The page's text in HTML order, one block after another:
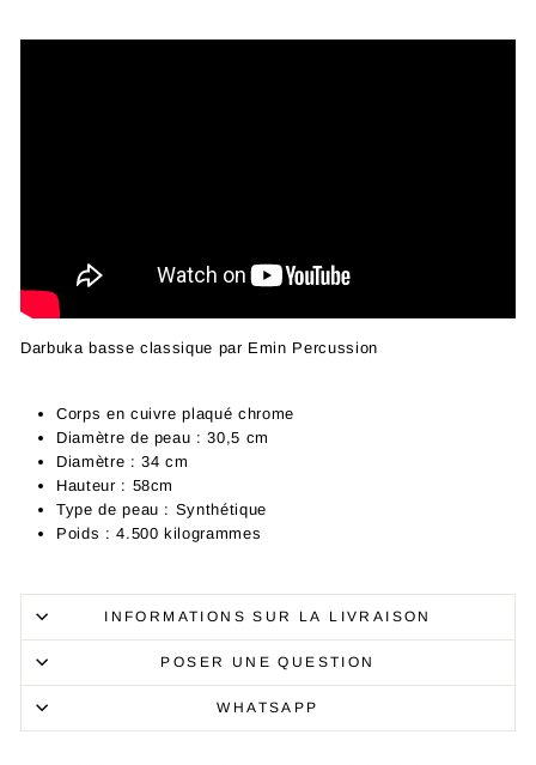
Darbuka basse classique par Emin Percussion
Corps en cuivre plaqué chrome
Diamètre de peau : 30,5 cm
Diamètre : 34 cm
Hauteur : 58cm
Type de peau : Synthétique
Poids : 4.500 kilogrammes
INFORMATIONS SUR LA LIVRAISON
POSER UNE QUESTION
WHATSAPP